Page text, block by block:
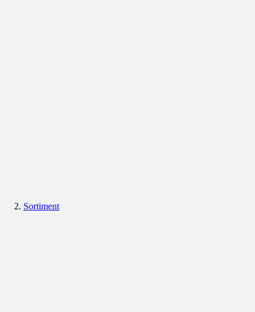
Sortiment